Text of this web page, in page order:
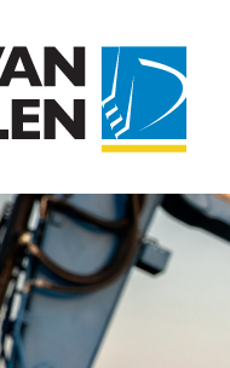
Bel 015 369 22
Whatsapp